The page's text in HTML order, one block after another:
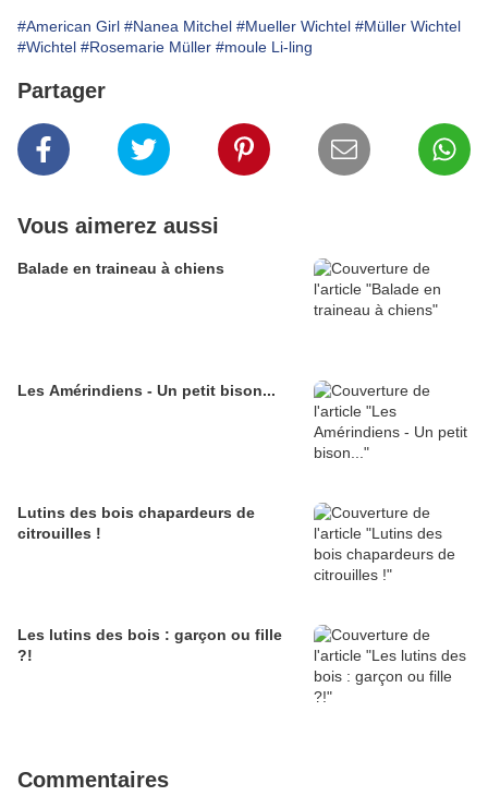
#American Girl #Nanea Mitchel #Mueller Wichtel #Müller Wichtel
#Wichtel #Rosemarie Müller #moule Li-ling
Partager
Vous aimerez aussi
Balade en traineau à chiens
Les Amérindiens - Un petit bison...
Lutins des bois chapardeurs de
citrouilles !
Les lutins des bois : garçon ou fille
?!
Commentaires